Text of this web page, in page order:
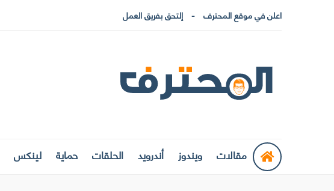
اعلن في موقع المحترف إلتحق بفريق العمل
مقالات ويندوز أندرويد الحلقات حماية لينكس